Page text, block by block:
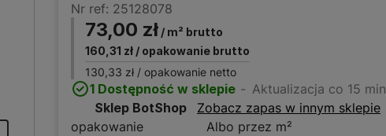
Nr ref: 25128078
73,00 zł / m² brutto
160,31 zł / opakowanie brutto
130,33 zł / opakowanie netto
1 Dostępność w sklepie
Aktualizacja co 15 min
Sklep BotShop
Zobacz zapas w innym sklepie
opakowanie
Albo przez m²